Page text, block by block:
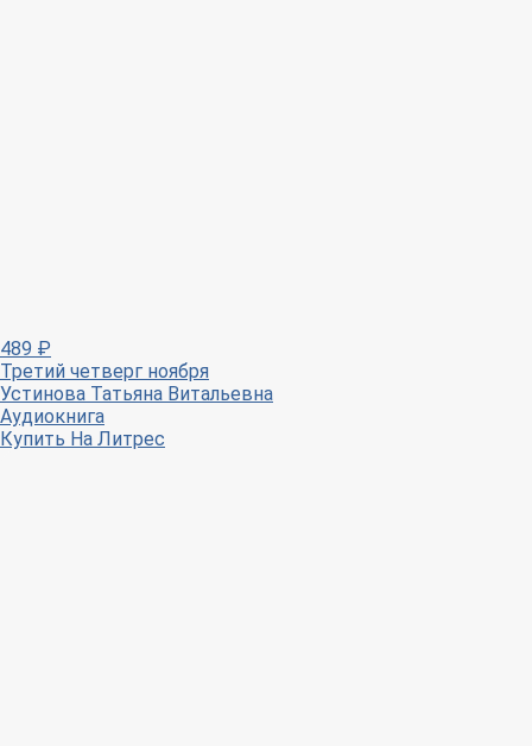
489 ₽
Третий четверг ноября
Устинова Татьяна Витальевна
Аудиокнига
Купить На Литрес